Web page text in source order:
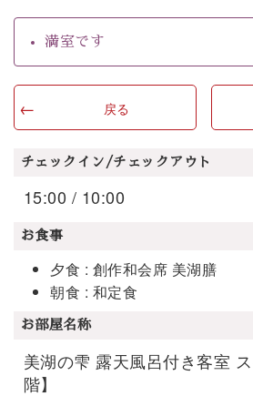
満室です
戻る
チェックイン/チェックアウト
15:00 / 10:00
お食事
夕食 : 創作和会席 美湖膳
朝食 : 和定食
お部屋名称
美湖の雫 露天風呂付き客室
階】